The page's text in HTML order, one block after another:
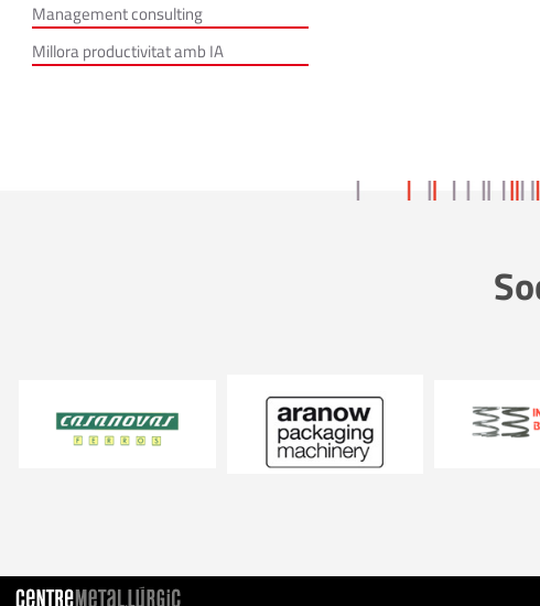
Management consulting
Millora productivitat amb IA